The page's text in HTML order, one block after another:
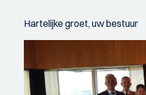
Hartelijke groet, uw bestuur